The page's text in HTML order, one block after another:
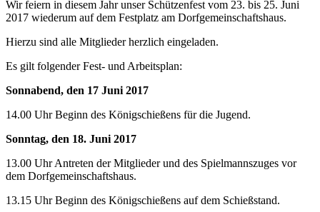
Wir feiern in diesem Jahr unser Schützenfest vom 23. bis 25. Juni
2017 wiederum auf dem Festplatz am Dorfgemeinschaftshaus.
Hierzu sind alle Mitglieder herzlich eingeladen.
Es gilt folgender Fest- und Arbeitsplan:
Sonnabend, den 17 Juni 2017
14.00 Uhr Beginn des Königschießens für die Jugend.
Sonntag, den 18. Juni 2017
13.00 Uhr Antreten der Mitglieder und des Spielmannszuges vor
dem Dorfgemeinschaftshaus.
13.15 Uhr Beginn des Königschießens auf dem Schießstand.